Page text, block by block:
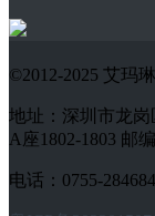
©2012-2025 艾玛
地址：深圳市龙
A座1802-1803 邮
电话：0755-